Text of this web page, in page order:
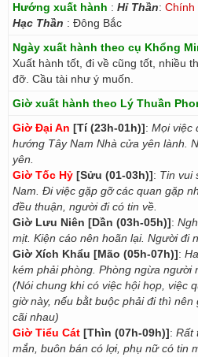
Hướng xuất hành : Hỉ Thần: Chính
Hạc Thần : Đông Bắc
Ngày xuất hành theo cụ Khổng
Xuất hành tốt, đi về cũng tốt, nhiều
đỡ. Cầu tài như ý muốn.
Giờ xuất hành theo Lý Thuần
Giờ Đại An [Tí (23h-01h)]: Mọi việc
hướng Tây Nam Nhà cửa yên lành.
yên.
Giờ Tốc Hỷ [Sửu (01-03h)]: Tin vui
Nam. Đi việc gặp gỡ các quan gặp
đều thuận, người đi có tin về.
Giờ Lưu Niên [Dần (03h-05h)]:
mịt. Kiện cáo nên hoãn lại. Người đi
Giờ Xích Khẩu [Mão (05h-07h)]:
kém phải phòng. Phòng ngừa người
(Nói chung khi có việc hội họp, việc
giờ này, nếu bằt buộc phải đi thì
cãi nhau)
Giờ Tiểu Cát [Thìn (07h-09h)]: Rất
mắn, buôn bán có lợi, phụ nữ có tin